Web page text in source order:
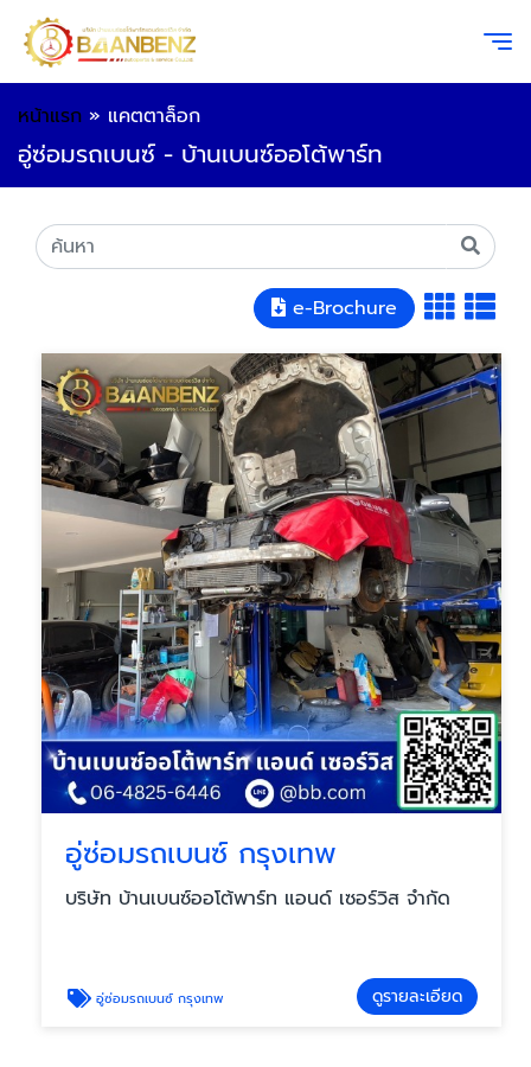
หน้าแรก » แคตตาล็อก
อู่ซ่อมรถเบนซ์ - บ้านเบนซ์ออโต้พาร์ท
e-Brochure
อู่ซ่อมรถเบนซ์ กรุงเทพ
บริษัท บ้านเบนซ์ออโต้พาร์ท แอนด์ เซอร์วิส จำกัด
อู่ซ่อมรถเบนซ์ กรุงเทพ ดูรายละเอียด